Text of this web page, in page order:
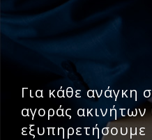
Για κάθε ανάγκη
αγοράς
εξυπηρετήσουμε